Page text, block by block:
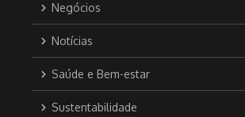
Negócios
Notícias
Saúde e Bem-estar
Sustentabilidade